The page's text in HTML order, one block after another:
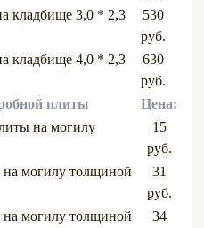
кладбище 3,0 * 2,3
530
руб.
кладбище 4,0 * 2,3
630
руб.
плиты
Цена:
на могилу
15
руб.
могилу толщиной
31
руб.
могилу толщиной
34